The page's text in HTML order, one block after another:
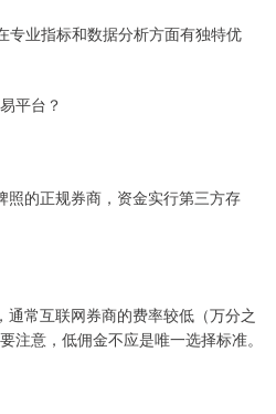
专业指标和数据分析方面有独特优
平台？
照的正规券商，资金实行第三方存
常互联网券商的费率较低（万分之
注意，低佣金不应是唯一选择标准。